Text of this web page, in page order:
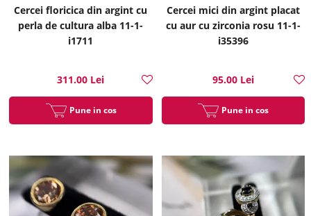
Cercei floricica din argint cu
perla de cultura alba 11-1-
i1711
311.00 Lei
Pune in cos
Cercei mici din argint placat
cu aur cu zirconia rosu 11-1-
i35396
95.00 Lei
Pune in cos